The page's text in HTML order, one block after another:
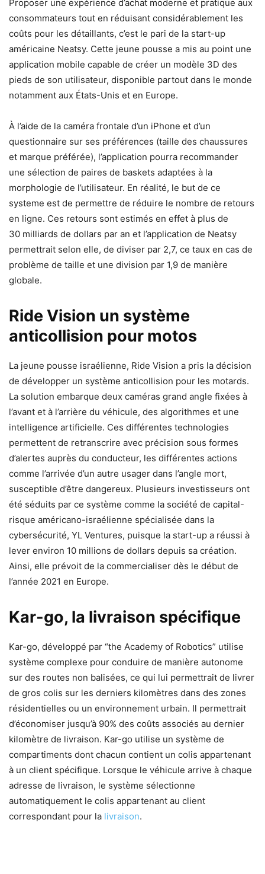
Proposer une expérience d’achat moderne et pratique aux
consommateurs tout en réduisant considérablement les
coûts pour les détaillants, c’est le pari de la start-up
américaine Neatsy. Cette jeune pousse a mis au point une
application mobile capable de créer un modèle 3D des
pieds de son utilisateur, disponible partout dans le monde
notamment aux États-Unis et en Europe.
À l’aide de la caméra frontale d’un iPhone et d’un
questionnaire sur ses préférences (taille des chaussures
et marque préférée), l’application pourra recommander
une sélection de paires de baskets adaptées à la
morphologie de l’utilisateur. En réalité, le but de ce
systeme est de permettre de réduire le nombre de retours
en ligne. Ces retours sont estimés en effet à plus de
30 milliards de dollars par an et l’application de Neatsy
permettrait selon elle, de diviser par 2,7, ce taux en cas de
problème de taille et une division par 1,9 de manière
globale.
Ride Vision un système
anticollision pour motos
La jeune pousse israélienne, Ride Vision a pris la décision
de développer un système anticollision pour les motards.
La solution embarque deux caméras grand angle fixées à
l’avant et à l’arrière du véhicule, des algorithmes et une
intelligence artificielle. Ces différentes technologies
permettent de retranscrire avec précision sous formes
d’alertes auprès du conducteur, les différentes actions
comme l’arrivée d’un autre usager dans l’angle mort,
susceptible d’être dangereux. Plusieurs investisseurs ont
été séduits par ce système comme la société de capital-
risque américano-israélienne spécialisée dans la
cybersécurité, YL Ventures, puisque la start-up a réussi à
lever environ 10 millions de dollars depuis sa création.
Ainsi, elle prévoit de la commercialiser dès le début de
l’année 2021 en Europe.
Kar-go, la livraison spécifique
Kar-go, développé par “the Academy of Robotics” utilise
système complexe pour conduire de manière autonome
sur des routes non balisées, ce qui lui permettrait de livrer
de gros colis sur les derniers kilomètres dans des zones
résidentielles ou un environnement urbain. Il permettrait
d’économiser jusqu’à 90% des coûts associés au dernier
kilomètre de livraison. Kar-go utilise un système de
compartiments dont chacun contient un colis appartenant
à un client spécifique. Lorsque le véhicule arrive à chaque
adresse de livraison, le système sélectionne
automatiquement le colis appartenant au client
correspondant pour la livraison.